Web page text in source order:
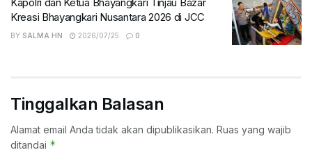
Kapolri dan Ketua Bhayangkari Tinjau Bazar
Kreasi Bhayangkari Nusantara 2026 di JCC
BY SALMA HN 2026/07/25 0
Tinggalkan Balasan
Alamat email Anda tidak akan dipublikasikan. Ruas yang wajib
ditandai *